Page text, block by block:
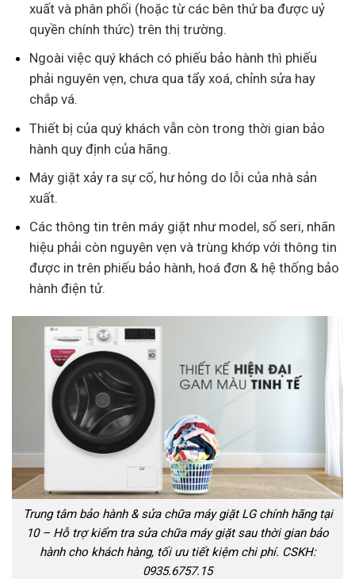
xuất và phân phối (hoặc từ các bên thứ ba được uỷ
quyền chính thức) trên thị trường.
Ngoài việc quý khách có phiếu bảo hành thì phiếu
phải nguyên vẹn, chưa qua tẩy xoá, chỉnh sửa hay
chắp vá.
Thiết bị của quý khách vẫn còn trong thời gian bảo
hành quy định của hãng.
Máy giặt xảy ra sự cố, hư hỏng do lỗi của nhà sản
xuất.
Các thông tin trên máy giặt như model, số seri, nhãn
hiệu phải còn nguyên vẹn và trùng khớp với thông tin
được in trên phiếu bảo hành, hoá đơn & hệ thống bảo
hành điện tử.
Trung tâm bảo hành & sửa chữa máy giặt LG chính hãng tại
10 – Hỗ trợ kiểm tra sửa chữa máy giặt sau thời gian bảo
hành cho khách hàng, tối ưu tiết kiệm chi phí. CSKH:
0935.6757.15